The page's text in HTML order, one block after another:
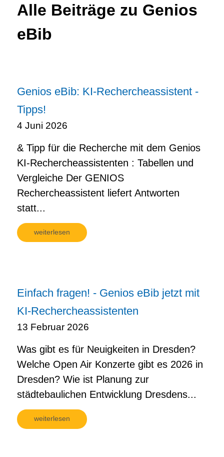
Alle Beiträge zu Genios
eBib
Genios eBib: KI-Rechercheassistent -
Tipps!
4 Juni 2026
& Tipp für die Recherche mit dem Genios
KI-Rechercheassistenten : Tabellen und
Vergleiche Der GENIOS
Rechercheassistent liefert Antworten
statt...
weiterlesen
Einfach fragen! - Genios eBib jetzt mit
KI-Rechercheassistenten
13 Februar 2026
Was gibt es für Neuigkeiten in Dresden?
Welche Open Air Konzerte gibt es 2026 in
Dresden? Wie ist Planung zur
städtebaulichen Entwicklung Dresdens...
weiterlesen